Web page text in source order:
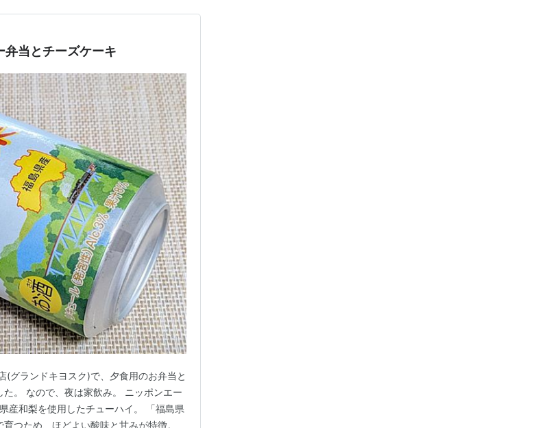
弁当とチーズケーキ
グランドキヨスク)で、夕食用のお弁当と
。 なので、夜は家飲み。 ニッポンエー
産和梨を使用したチューハイ。 「福島県
つため、ほどよい酸味と甘みが特徴。